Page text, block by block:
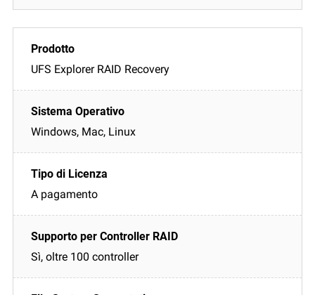
UFS Explorer RAID Recovery
Windows, Mac, Linux
A pagamento
Sì, oltre 100 controller